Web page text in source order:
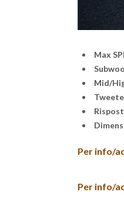
Max
Mid/
Per info/
Per info/